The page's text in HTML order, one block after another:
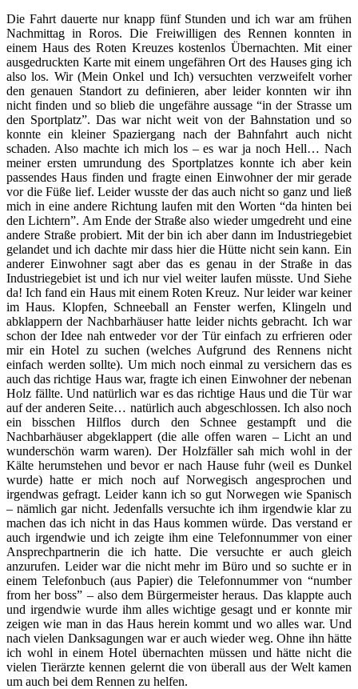
Die Fahrt dauerte nur knapp fünf Stunden und ich war am frühen
Nachmittag in Roros. Die Freiwilligen des Rennen konnten in
einem Haus des Roten Kreuzes kostenlos Übernachten. Mit einer
ausgedruckten Karte mit einem ungefähren Ort des Hauses ging ich
also los. Wir (Mein Onkel und Ich) versuchten verzweifelt vorher
den genauen Standort zu definieren, aber leider konnten wir ihn
nicht finden und so blieb die ungefähre aussage “in der Strasse um
den Sportplatz”. Das war nicht weit von der Bahnstation und so
konnte ein kleiner Spaziergang nach der Bahnfahrt auch nicht
schaden. Also machte ich mich los – es war ja noch Hell… Nach
meiner ersten umrundung des Sportplatzes konnte ich aber kein
passendes Haus finden und fragte einen Einwohner der mir gerade
vor die Füße lief. Leider wusste der das auch nicht so ganz und ließ
mich in eine andere Richtung laufen mit den Worten “da hinten bei
den Lichtern”. Am Ende der Straße also wieder umgedreht und eine
andere Straße probiert. Mit der bin ich aber dann im Industriegebiet
gelandet und ich dachte mir dass hier die Hütte nicht sein kann. Ein
anderer Einwohner sagt aber das es genau in der Straße in das
Industriegebiet ist und ich nur viel weiter laufen müsste. Und Siehe
da! Ich fand ein Haus mit einem Roten Kreuz. Nur leider war keiner
im Haus. Klopfen, Schneeball an Fenster werfen, Klingeln und
abklappern der Nachbarhäuser hatte leider nichts gebracht. Ich war
schon der Idee nah entweder vor der Tür einfach zu erfrieren oder
mir ein Hotel zu suchen (welches Aufgrund des Rennens nicht
einfach werden sollte). Um mich noch einmal zu versichern das es
auch das richtige Haus war, fragte ich einen Einwohner der nebenan
Holz fällte. Und natürlich war es das richtige Haus und die Tür war
auf der anderen Seite… natürlich auch abgeschlossen. Ich also noch
ein bisschen Hilflos durch den Schnee gestampft und die
Nachbarhäuser abgeklappert (die alle offen waren – Licht an und
wunderschön warm waren). Der Holzfäller sah mich wohl in der
Kälte herumstehen und bevor er nach Hause fuhr (weil es Dunkel
wurde) hatte er mich noch auf Norwegisch angesprochen und
irgendwas gefragt. Leider kann ich so gut Norwegen wie Spanisch
– nämlich gar nicht. Jedenfalls versuchte ich ihm irgendwie klar zu
machen das ich nicht in das Haus kommen würde. Das verstand er
auch irgendwie und ich zeigte ihm eine Telefonnummer von einer
Ansprechpartnerin die ich hatte. Die versuchte er auch gleich
anzurufen. Leider war die nicht mehr im Büro und so suchte er in
einem Telefonbuch (aus Papier) die Telefonnummer von “number
from her boss” – also dem Bürgermeister heraus. Das klappte auch
und irgendwie wurde ihm alles wichtige gesagt und er konnte mir
zeigen wie man in das Haus herein kommt und wo alles war. Und
nach vielen Danksagungen war er auch wieder weg. Ohne ihn hätte
ich wohl in einem Hotel übernachten müssen und hätte nicht die
vielen Tierärzte kennen gelernt die von überall aus der Welt kamen
um auch bei dem Rennen zu helfen.